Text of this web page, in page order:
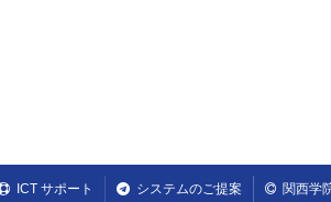
ICT サポート システムのご提案 関西学